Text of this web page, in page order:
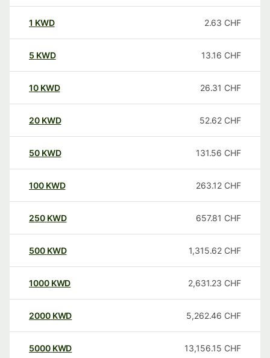
1 KWD 2.63 CHF
5 KWD 13.16 CHF
10 KWD 26.31 CHF
20 KWD 52.62 CHF
50 KWD 131.56 CHF
100 KWD 263.12 CHF
250 KWD 657.81 CHF
500 KWD 1,315.62 CHF
1000 KWD 2,631.23 CHF
2000 KWD 5,262.46 CHF
5000 KWD 13,156.15 CHF